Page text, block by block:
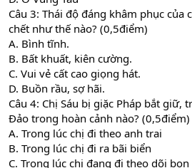
Câu 3: Thái độ đáng khâm phục của
chết như thế nào? (0,5điểm)
A. Bình tĩnh.
B. Bất khuất, kiên cường.
C. Vui vẻ cất cao giọng hát.
D. Buồn rầu, sợ hãi.
Câu 4: Chị Sáu bị giặc Pháp bắt giữ,
Đảo trong hoàn cảnh nào? (0,5điểm)
A. Trong lúc chị đi theo anh trai
B. Trong lúc chị đi ra bãi biển
C. Trong lúc chị đang đi theo dõi bọn